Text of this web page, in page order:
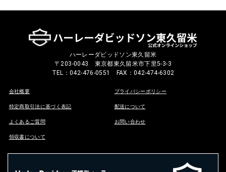
ハーレーダビッドソン東久留米
〒203-0043 東京都東久留米市下里5-3-3
TEL：042-476-0551 FAX：042-474-6302
会社概要 プライバシーポリシー
特定商取引法に基づく表記 配送について
よくあるご質問 お問い合わせ
領収書について